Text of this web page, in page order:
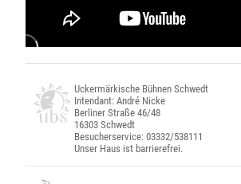
Uckermärkische Bühnen Schwedt
Intendant: André Nicke
Berliner Straße 46/48
16303 Schwedt
Besucherservice: 03332/538111
Unser Haus ist barrierefrei.